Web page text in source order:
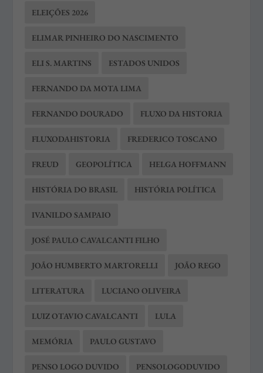
ELEIÇÕES 2026
ELIMAR PINHEIRO DO NASCIMENTO
ELI S. MARTINS ESTADOS UNIDOS
FERNANDO DA MOTA LIMA
FERNANDO DOURADO FLUXO DA HISTORIA
FLUXODAHISTORIA FREDERICO TOSCANO
FREUD GEOPOLÍTICA HELGA HOFFMANN
HISTÓRIA DO BRASIL HISTÓRIA POLÍTICA
IVANILDO SAMPAIO
JOSÉ PAULO CAVALCANTI FILHO
JOÃO HUMBERTO MARTORELLI JOÃO REGO
LITERATURA LUCIANO OLIVEIRA
LUIZ OTAVIO CAVALCANTI LULA
MEMÓRIA PAULO GUSTAVO
PENSO LOGO DUVIDO PENSOLOGODUVIDO